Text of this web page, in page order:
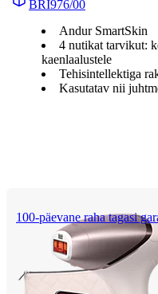
BRI976/00
Andur SmartSkin
4 nutikat tarvikut:
kaenlaalustele
Tehisintellektiga
Kasutatav nii
100-päevane raha tagasi